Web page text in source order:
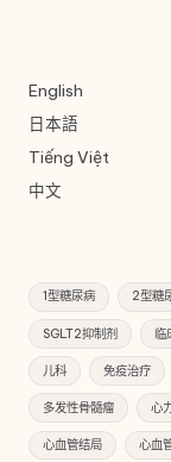
English
日本語
Tiếng Việt
中文
1型糖尿病 2型糖
SGLT2抑制剂 临
儿科 免疫治疗
多发性骨髓瘤 心
心血管结局 心血